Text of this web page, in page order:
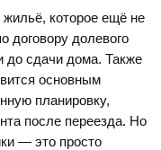
жильё, которое ещё не
договору долевого
до сдачи дома. Также
основным
планировку,
после переезда. Но
— это просто